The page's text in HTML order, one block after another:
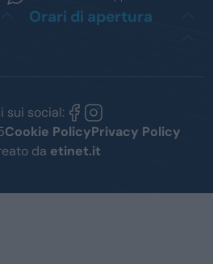
Orari di apertura
sui social:
Cookie PolicyPrivacy Policy
da etinet.it